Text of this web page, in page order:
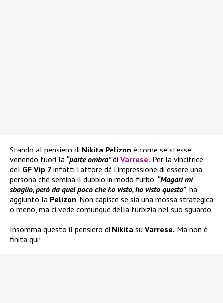
Stando al pensiero di Nikita Pelizon è come se stesse
venendo fuori la “parte ombra”di Varrese. Per la vincitrice
del GF Vip 7 infatti l’attore dà l’impressione di essere una
persona che semina il dubbio in modo furbo. “Magari mi
sbaglio, però da quel poco che ho visto, ho visto questo”, ha
aggiunto la Pelizon. Non capisce se sia una mossa strategica
o meno, ma ci vede comunque della furbizia nel suo sguardo.
Insomma questo il pensiero di Nikita su Varrese. Ma non è
finita qui!